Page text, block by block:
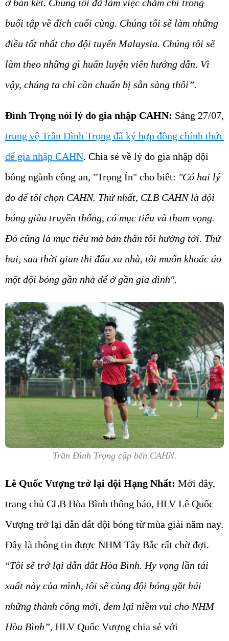
ở bán kết. Chúng tôi đã làm việc chăm chỉ trong
buổi tập về đích cuối cùng. Chúng tôi sẽ làm những
điều tốt nhất cho đội tuyển Malaysia. Chúng tôi sẽ
làm theo những gì huấn luyện viên hướng dẫn. Vì
vậy, chúng ta chỉ cần chuẩn bị sẵn sàng thôi”.
Đình Trọng nói lý do gia nhập CAHN: Sáng 27/07,
trung vệ Trần Đình Trọng đã ký hợp đồng chính thức
để gia nhập CAHN. Chia sẻ về lý do gia nhập đội
bóng ngành công an, "Trọng Ỉn" cho biết: "Có hai lý
do để tôi chọn CAHN. Thứ nhất, CLB CAHN là đội
bóng giàu truyền thống, có mục tiêu và tham vọng.
Đó cũng là mục tiêu mà bản thân tôi hướng tới. Thứ
hai, sau thời gian thi đấu xa nhà, tôi muốn khoác áo
một đội bóng gần nhà để ở gần gia đình".
Trần Đình Trọng cập bến CAHN.
Lê Quốc Vượng trở lại đội Hạng Nhất: Mới đây,
trang chủ CLB Hòa Bình thông báo, HLV Lê Quốc
Vượng trở lại dẫn dắt đội bóng từ mùa giải năm nay.
Đây là thông tin được NHM Tây Bắc rất chờ đợi.
“Tôi sẽ trở lại dẫn dắt Hòa Bình. Hy vọng lần tái
xuất này của mình, tôi sẽ cùng đội bóng gặt hái
những thành công mới, đem lại niềm vui cho NHM
Hòa Bình”, HLV Quốc Vượng chia sẻ với